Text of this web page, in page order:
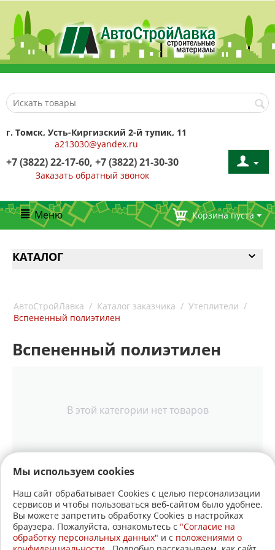
г. Томск, Усть-Киргизский 2-й тупик, 11
a213030@yandex.ru
+7 (3822) 22-17-60, +7 (3822) 21-30-30
Заказать обратный звонок
Меню Корзина пуста
КАТАЛОГ
АвтоСтройЛавка / Каталог заказчика / Утеплители /
Вспененный полиэтилен
Вспененный полиэтилен
В этой категории нет товаров
+7 (3822)22-17-60
+7 (3822)21-30-30
Мы используем cookies
Наш сайт обрабатывает Cookies с целью персонализации
сервисов и чтобы пользоваться веб-сайтом было удобнее.
Вы можете запретить обработку Cookies в настройках
браузера. Пожалуйста, ознакомьтесь с "Согласие на
обработку персональных данных" и c положениями о